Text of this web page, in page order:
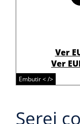
Ver
Ver
Embutir < />
Serei